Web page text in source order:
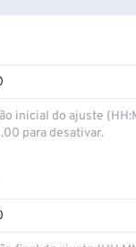
inicial do ajuste
para desativar.